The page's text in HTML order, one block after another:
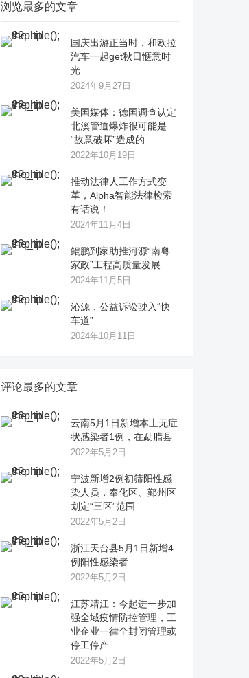
浏览最多的文章
国庆出游正当时，和欧拉
汽车一起get秋日惬意时
光
2024年9月27日
美国媒体：德国调查认定
北溪管道爆炸很可能是
“故意破坏”造成的
2022年10月19日
推动法律人工作方式变
革，Alpha智能法律检索
有话说！
2024年11月4日
鲲鹏到家助推河源“南粤
家政”工程高质量发展
2024年11月5日
沁源，公益诉讼驶入“快
车道”
2024年10月11日
评论最多的文章
云南5月1日新增本土无症
状感染者1例，在勐腊县
2022年5月2日
宁波新增2例初筛阳性感
染人员，奉化区、鄞州区
划定“三区”范围
2022年5月2日
浙江天台县5月1日新增4
例阳性感染者
2022年5月2日
江苏靖江：今起进一步加
强全域疫情防控管理，工
业企业一律全封闭管理或
停工停产
2022年5月2日